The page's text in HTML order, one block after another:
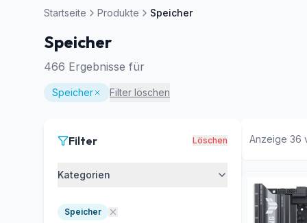
Startseite Produkte Speicher
Speicher
466 Ergebnisse für
Speicher Filter löschen
Filter Löschen
Kategorien
Speicher
Anzeige 36